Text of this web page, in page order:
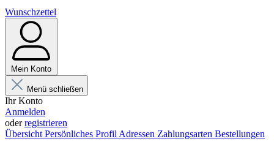
Wunschzettel
Mein Konto
Menü schließen
Ihr Konto
Anmelden
oderregistrieren
Übersicht Persönliches Profil Adressen Zahlungsarten Bestellungen